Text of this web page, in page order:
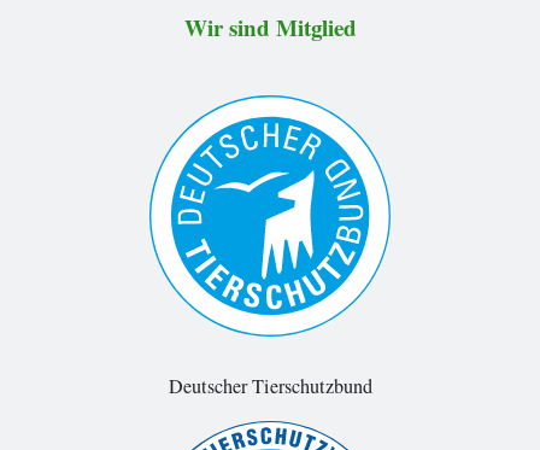
Wir sind Mitglied
Deutscher Tierschutzbund